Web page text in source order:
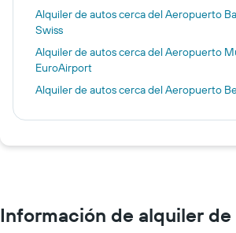
Alquiler de autos cerca del Aeropuerto
Swiss
Alquiler de autos cerca del Aeropuerto
EuroAirport
Alquiler de autos cerca del Aeropuerto
Información de alquiler de